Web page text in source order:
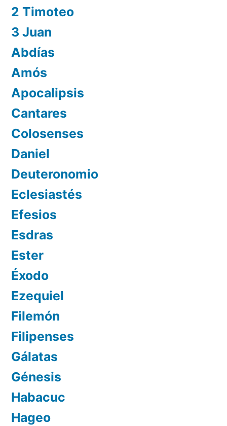
2 Timoteo
3 Juan
Abdías
Amós
Apocalipsis
Cantares
Colosenses
Daniel
Deuteronomio
Eclesiastés
Efesios
Esdras
Ester
Éxodo
Ezequiel
Filemón
Filipenses
Gálatas
Génesis
Habacuc
Hageo